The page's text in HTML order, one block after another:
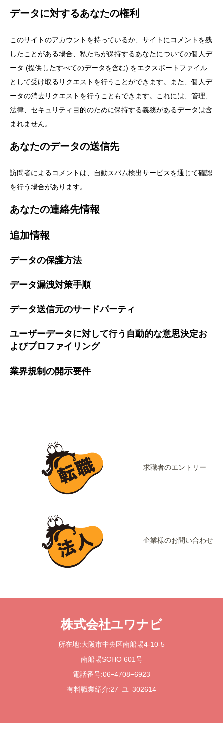
データに対するあなたの権利
このサイトのアカウントを持っているか、サイトにコメントを残
したことがある場合、私たちが保持するあなたについての個人デ
ータ (提供したすべてのデータを含む) をエクスポートファイル
として受け取るリクエストを行うことができます。また、個人デ
ータの消去リクエストを行うこともできます。これには、管理、
法律、セキュリティ目的のために保持する義務があるデータは含
まれません。
あなたのデータの送信先
訪問者によるコメントは、自動スパム検出サービスを通じて確認
を行う場合があります。
あなたの連絡先情報
追加情報
データの保護方法
データ漏洩対策手順
データ送信元のサードパーティ
ユーザーデータに対して行う自動的な意思決定お
よびプロファイリング
業界規制の開示要件
求職者のエントリー
企業様のお問い合わせ
株式会社ユワナビ
所在地:大阪市中央区南船場4-10-5
南船場SOHO 601号
電話番号:06−4708−6923
有料職業紹介:27ｰユｰ302614